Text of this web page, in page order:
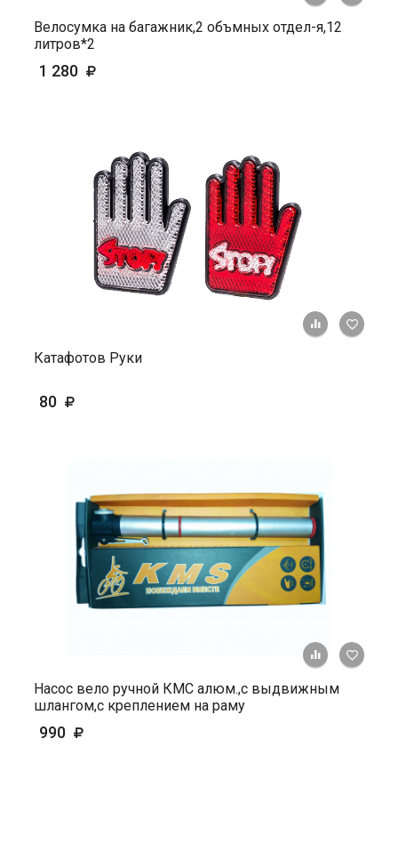
Велосумка на багажник,2 объмных отдел-я,12
литров*2
1 280
+ К
Катафотов Руки
80
+ К
Насос вело ручной КМС алюм.,с выдвижным
шлангом,с креплением на раму
990